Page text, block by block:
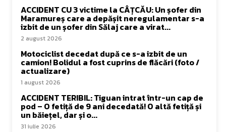
ACCIDENT CU 3 victime la CÂȚCĂU: Un șofer din
Maramureș care a depășit neregulamentar s-a
izbit de un șofer din Sălaj care a virat...
2 august 2026
Motociclist decedat după ce s-a izbit de un
camion! Bolidul a fost cuprins de flăcări (foto /
actualizare)
1 august 2026
ACCIDENT TERIBIL: Tiguan intrat într-un cap de
pod – O fetiță de 9 ani decedată! O altă fetiță și
un băiețel, dar și o...
31 iulie 2026